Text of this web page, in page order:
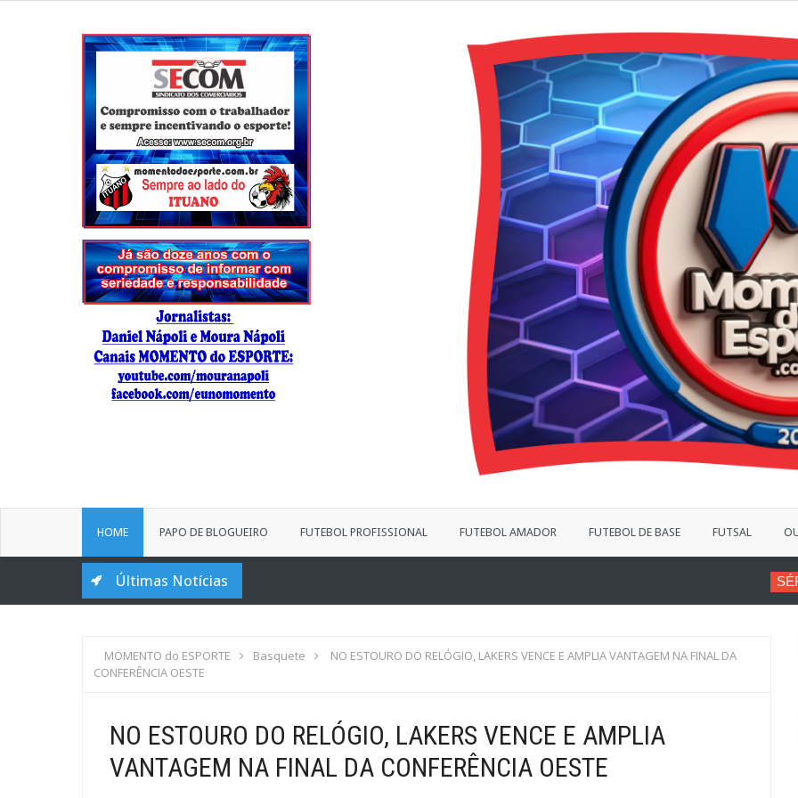
HOME PAPO DE BLOGUEIRO FUTEBOL PROFISSIONAL FUTEBOL AMADOR FUTEBOL DE BASE FUTSAL
Últimas Notícias VINÍCIUS
MOMENTO do ESPORTE Basquete
NO ESTOURO DO RELÓGIO, LAKERS VENCE E AMPLIA VANTAGEM NA FINAL DA
CONFERÊNCIA OESTE
NO ESTOURO DO RELÓGIO, LAKERS VENCE E AMPLIA
VANTAGEM NA FINAL DA CONFERÊNCIA OESTE